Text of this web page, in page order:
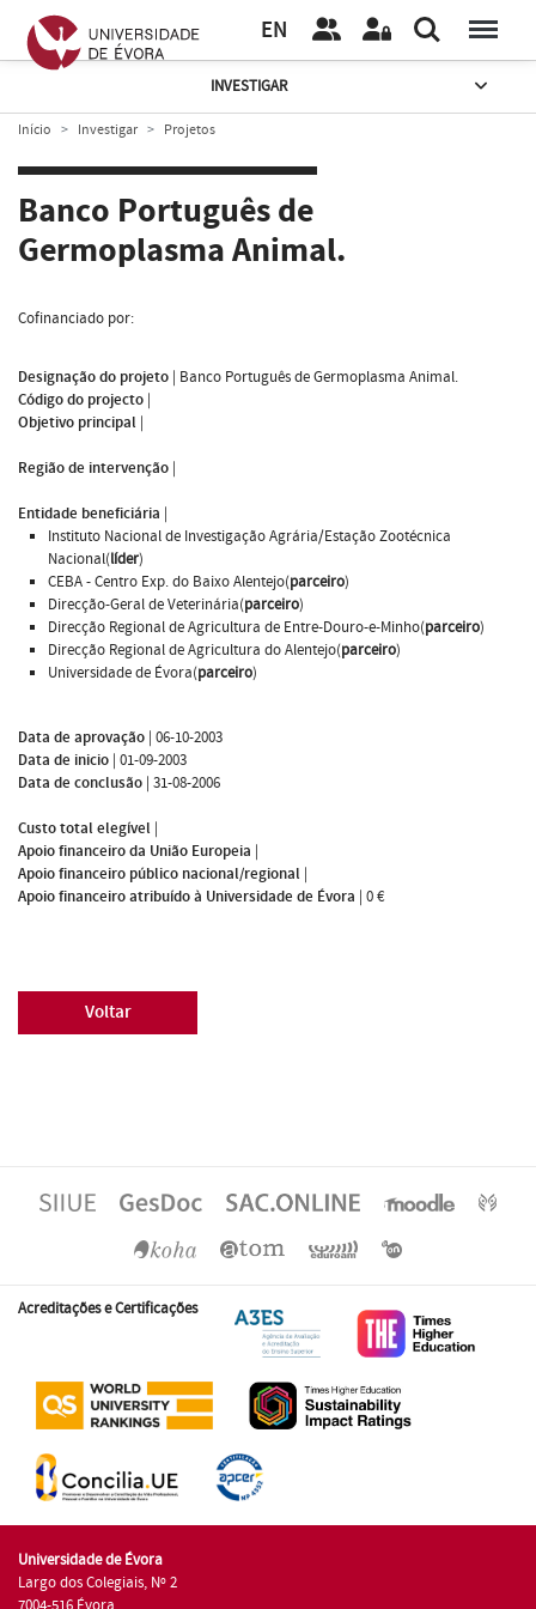
EN
INVESTIGAR
Início Investigar Projetos
Banco Português de
Germoplasma Animal.
Cofinanciado por:
Designação do projeto | Banco Português de Germoplasma Animal.
Código do projecto |
Objetivo principal |
Região de intervenção |
Entidade beneficiária |
Instituto Nacional de Investigação Agrária/Estação Zootécnica
Nacional(líder)
CEBA - Centro Exp. do Baixo Alentejo(parceiro)
Direcção-Geral de Veterinária(parceiro)
Direcção Regional de Agricultura de Entre-Douro-e-Minho(parceiro)
Direcção Regional de Agricultura do Alentejo(parceiro)
Universidade de Évora(parceiro)
Data de aprovação | 06-10-2003
Data de inicio | 01-09-2003
Data de conclusão | 31-08-2006
Custo total elegível |
Apoio financeiro da União Europeia |
Apoio financeiro público nacional/regional |
Apoio financeiro atribuído à Universidade de Évora | 0 €
Voltar
Acreditações e Certificações
Universidade de Évora
Largo dos Colegiais, Nº 2